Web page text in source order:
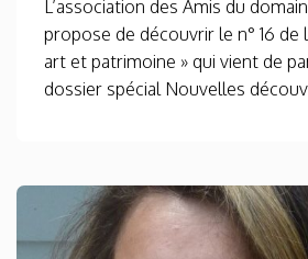
L’association des Amis du
propose de découvrir le n° 16 de
art et patrimoine » qui vient de
dossier spécial Nouvelles